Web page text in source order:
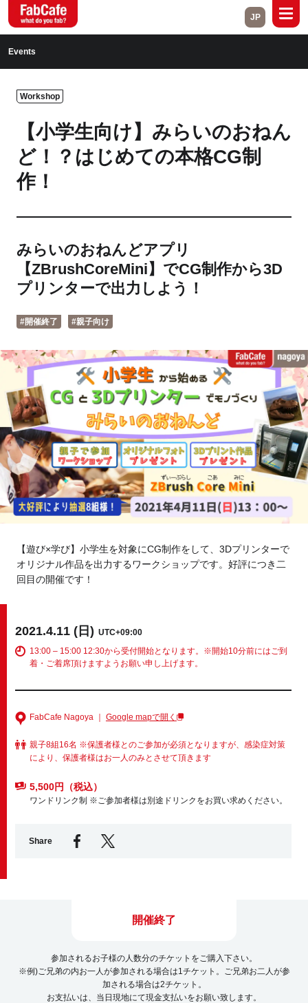
Open Labs Project Cases
Contact
Branch List
Tokyo
Nagoya Kyoto
Osaka Hida
Chiba
Fukushima Taipei
Toulouse Strasbourg
Kuala Lumpur Bangkok
Mexico City
Business service
JP
Events
Workshop
【小学生向け】みらいのおねん
ど！？はじめての本格CG制
作！
みらいのおねんどアプリ
【ZBrushCoreMini】でCG制作から3D
プリンターで出力しよう！
#開催終了 #親子向け
【遊び×学び】小学生を対象にCG制作をして、3Dプリンターで
オリジナル作品を出力するワークショップです。好評につき二
回目の開催です！
2021.4.11 (日) UTC+09:00
13:00 – 15:00 12:30から受付開始となります。※開始10分前にはご到
着・ご着席頂けますようお願い申し上げます。
FabCafe Nagoya ｜ Google mapで開く
親子8組16名 ※保護者様とのご参加が必須となりますが、感染症対策
により、保護者様はお一人のみとさせて頂きます
5,500円（税込）
ワンドリンク制 ※ご参加者様は別途ドリンクをお買い求めください。
Share
開催終了
参加されるお子様の人数分のチケットをご購入下さい。
※例)ご兄弟の内お一人が参加される場合は1チケット。ご兄弟お二人が参
加される場合は2チケット。
お支払いは、当日現地にて現金支払いをお願い致します。